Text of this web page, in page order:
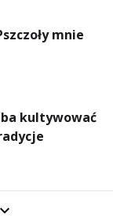
mnie
kultywować